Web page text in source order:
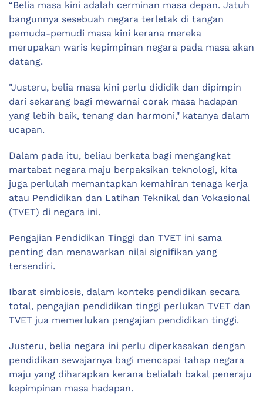
“Belia masa kini adalah cerminan masa depan. Jatuh
bangunnya sesebuah negara terletak di tangan
pemuda-pemudi masa kini kerana mereka
merupakan waris kepimpinan negara pada masa akan
datang.
"Justeru, belia masa kini perlu dididik dan dipimpin
dari sekarang bagi mewarnai corak masa hadapan
yang lebih baik, tenang dan harmoni," katanya dalam
ucapan.
Dalam pada itu, beliau berkata bagi mengangkat
martabat negara maju berpaksikan teknologi, kita
juga perlulah memantapkan kemahiran tenaga kerja
atau Pendidikan dan Latihan Teknikal dan Vokasional
(TVET) di negara ini.
Pengajian Pendidikan Tinggi dan TVET ini sama
penting dan menawarkan nilai signifikan yang
tersendiri.
Ibarat simbiosis, dalam konteks pendidikan secara
total, pengajian pendidikan tinggi perlukan TVET dan
TVET jua memerlukan pengajian pendidikan tinggi.
Justeru, belia negara ini perlu diperkasakan dengan
pendidikan sewajarnya bagi mencapai tahap negara
maju yang diharapkan kerana belialah bakal peneraju
kepimpinan masa hadapan.